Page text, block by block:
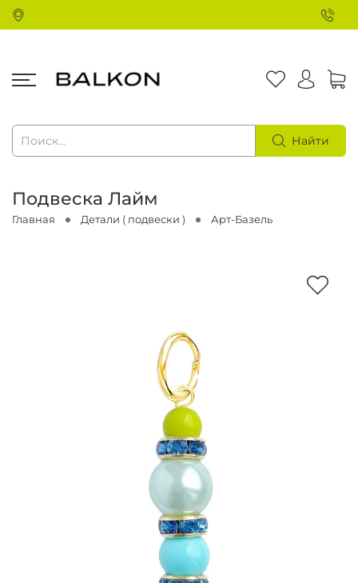
Найти
Подвеска Лайм
Главная Детали ( подвески ) Арт-Базель